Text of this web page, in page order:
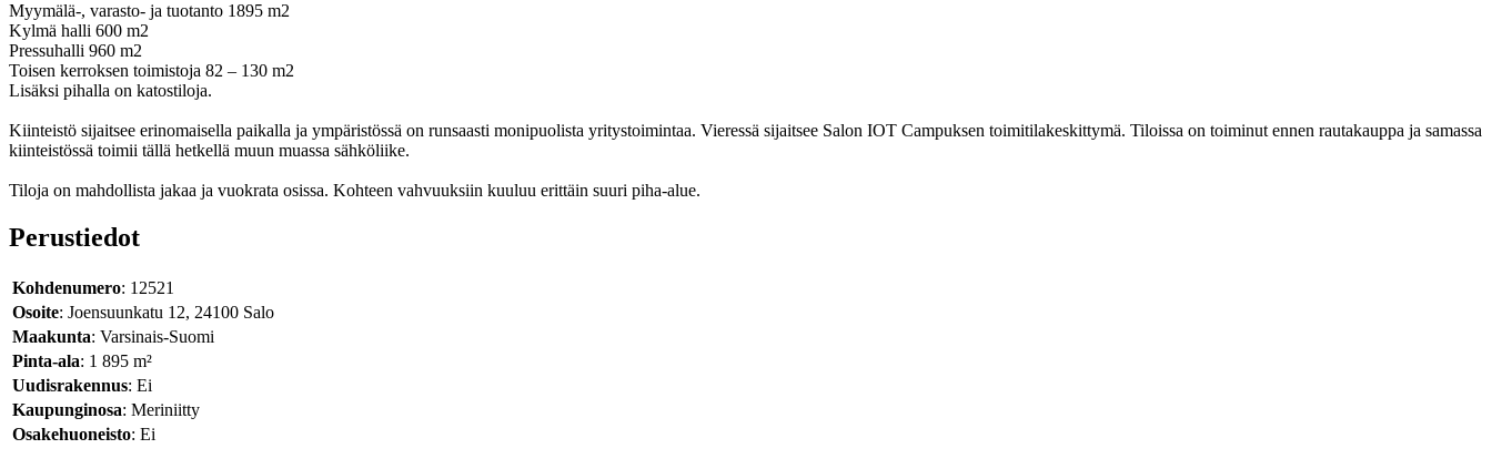
Myymälä-, varasto- ja tuotanto 1895 m2
Kylmä halli 600 m2
Pressuhalli 960 m2
Toisen kerroksen toimistoja 82 – 130 m2
Lisäksi pihalla on katostiloja.
Kiinteistö sijaitsee erinomaisella paikalla ja ympäristössä on runsaasti monipuolista yritystoimintaa. Vieressä sijaitsee Salon IOT Campuksen toimitilakeskittymä. Tiloissa on toiminut ennen rautakauppa ja samassa
kiinteistössä toimii tällä hetkellä muun muassa sähköliike.
Tiloja on mahdollista jakaa ja vuokrata osissa. Kohteen vahvuuksiin kuuluu erittäin suuri piha-alue.
Perustiedot
Kohdenumero: 12521
Osoite: Joensuunkatu 12, 24100 Salo
Maakunta: Varsinais-Suomi
Pinta-ala: 1 895 m²
Uudisrakennus: Ei
Kaupunginosa: Meriniitty
Osakehuoneisto: Ei